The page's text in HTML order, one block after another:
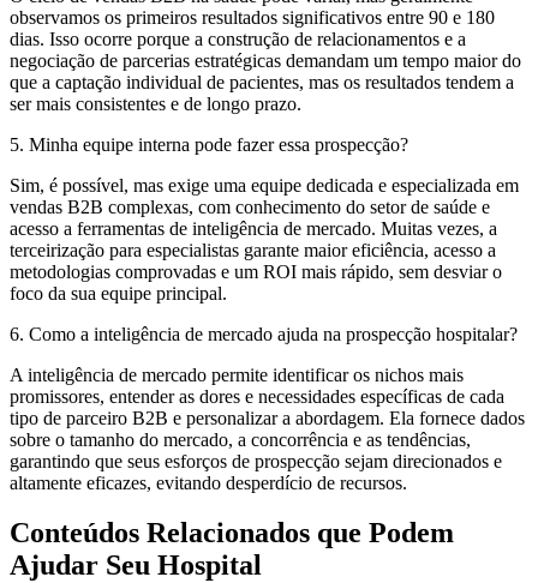
observamos os primeiros resultados significativos entre 90 e 180
dias. Isso ocorre porque a construção de relacionamentos e a
negociação de parcerias estratégicas demandam um tempo maior do
que a captação individual de pacientes, mas os resultados tendem a
ser mais consistentes e de longo prazo.
5. Minha equipe interna pode fazer essa prospecção?
Sim, é possível, mas exige uma equipe dedicada e especializada em
vendas B2B complexas, com conhecimento do setor de saúde e
acesso a ferramentas de inteligência de mercado. Muitas vezes, a
terceirização para especialistas garante maior eficiência, acesso a
metodologias comprovadas e um ROI mais rápido, sem desviar o
foco da sua equipe principal.
6. Como a inteligência de mercado ajuda na prospecção hospitalar?
A inteligência de mercado permite identificar os nichos mais
promissores, entender as dores e necessidades específicas de cada
tipo de parceiro B2B e personalizar a abordagem. Ela fornece dados
sobre o tamanho do mercado, a concorrência e as tendências,
garantindo que seus esforços de prospecção sejam direcionados e
altamente eficazes, evitando desperdício de recursos.
Conteúdos Relacionados que Podem
Ajudar Seu Hospital